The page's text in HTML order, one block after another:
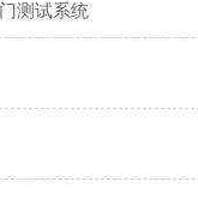
测试系统